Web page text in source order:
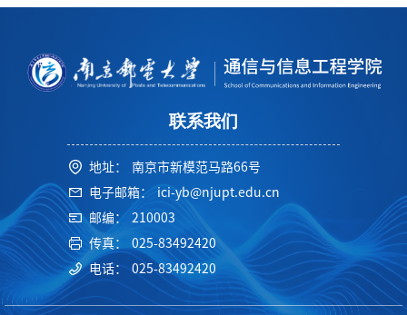
联系我们
地址：
南京市新模范马路66号
电子邮箱：
ici-yb@njupt.edu.cn
邮编：
210003
传真：
025-83492420
电话： 025-83492420